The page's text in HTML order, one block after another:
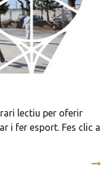
lectiu per oferir
i fer esport. Fes clic a